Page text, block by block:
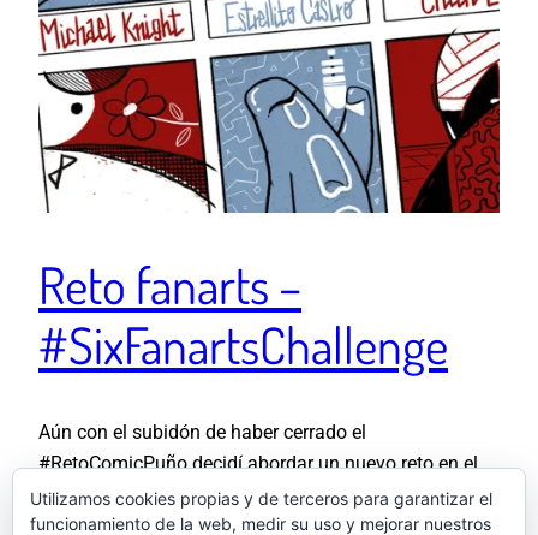
Reto fanarts –
#SixFanartsChallenge
Aún con el subidón de haber cerrado el
#RetoComicPuño decidí abordar un nuevo reto en el
que pudiera ahondar un poco en el uso de los colores
y los personajes. Llevaba un tiempo viendo vía Twitter
Utilizamos cookies propias y de terceros para garantizar el
funcionamiento de la web, medir su uso y mejorar nuestros